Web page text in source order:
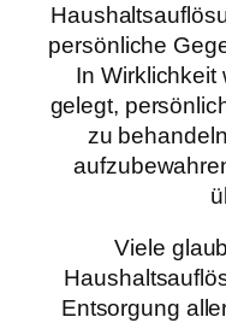
persönliche
In Wirklichkeit
gelegt,
zu
Viele
Entsorgung